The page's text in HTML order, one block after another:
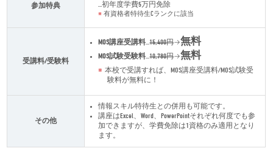
参加特典
…初年度学費5万円免除
有資格者特待生Cランクに該当
受講料/受験料
MOS講座受講料…15,400円→無料
MOS試験受験料…10,780円→無料
本校で受講すれば、MOS講座受講料/MOS試験受
験料が無料に！
その他
情報スキル特待生との併用も可能です。
講座はExcel、Word、PowerPointそれぞれ何度でも参
加できますが、学費免除は1資格のみ適用となり
ます。